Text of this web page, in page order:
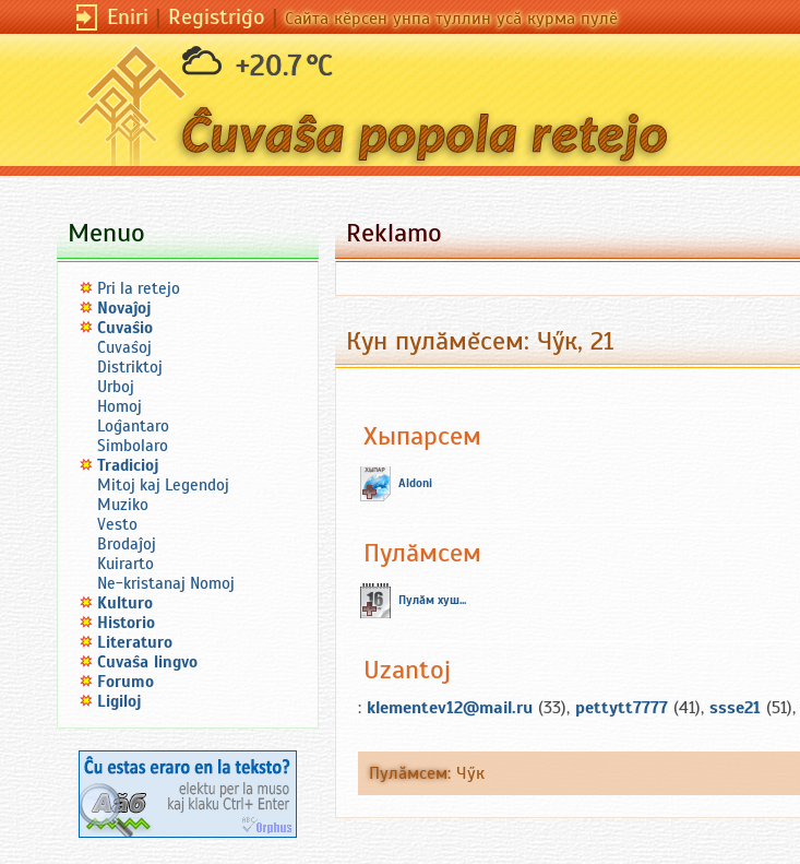
Eniri|Registriĝo|Сайта кӗрсен унпа туллин усӑ курма пулӗ
+20.7 °C
Reklamo
Кун пулăмĕсем: Чӳк, 21
Хыпарсем
Aldoni
Пулăмсем
Пулăм хуш...
Uzantoj
: klementev12@mail.ru (33), pettytt7777 (41), ssse21 (51),
Пулăмсем: Чӳк
Menuo
Pri la retejo
Novaĵoj
Ĉuvaŝio
Ĉuvaŝoj
Distriktoj
Urboj
Homoj
Loĝantaro
Simbolaro
Tradicioj
Mitoj kaj Legendoj
Muziko
Vesto
Brodaĵoj
Kuirarto
Ne-kristanaj Nomoj
Kulturo
Historio
Literaturo
Ĉuvaŝa lingvo
Forumo
Ligiloj